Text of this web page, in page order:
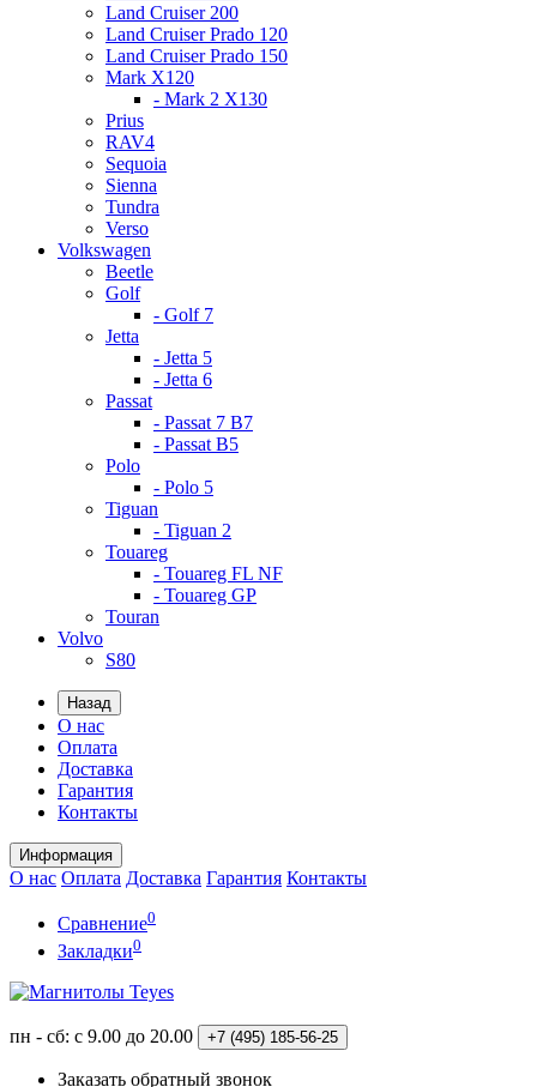
Land Cruiser 200
Land Cruiser Prado 120
Land Cruiser Prado 150
Mark X120
- Mark 2 X130
Prius
RAV4
Sequoia
Sienna
Tundra
Verso
Volkswagen
Beetle
Golf
- Golf 7
Jetta
- Jetta 5
- Jetta 6
Passat
- Passat 7 B7
- Passat B5
Polo
- Polo 5
Tiguan
- Tiguan 2
Touareg
- Touareg FL NF
- Touareg GP
Touran
Volvo
S80
Назад
О нас
Оплата
Доставка
Гарантия
Контакты
Информация
О нас Оплата Доставка Гарантия Контакты
Сравнение0
Закладки0
пн - сб: с 9.00 до 20.00 +7 (495) 185-56-25
Заказать обратный звонок